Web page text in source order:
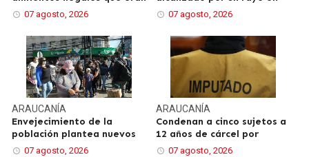
07 agosto, 2026 07 agosto, 2026
ARAUCANÍA
Envejecimiento de la
población plantea nuevos
07 agosto, 2026
ARAUCANÍA
Condenan a cinco sujetos a
12 años de cárcel por
07 agosto, 2026